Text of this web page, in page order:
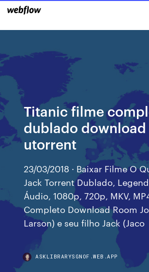
Titanic filme
dublado download
utorrent
23/03/2018 · Baixar Filme O
Jack Torrent Dublado,
Áudio, 1080p, 720p, MKV,
Completo Download Room
Larson) e seu filho Jack (Jaco
ASKLIBRARYSGNOF.WEB.APP